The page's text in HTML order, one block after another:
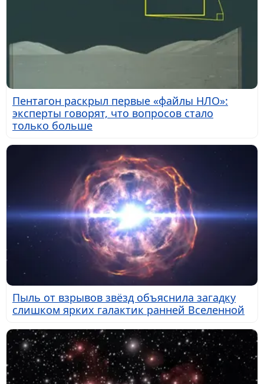
Пентагон раскрыл первые «файлы НЛО»:
эксперты говорят, что вопросов стало
только больше
Пыль от взрывов звёзд объяснила загадку
слишком ярких галактик ранней Вселенной